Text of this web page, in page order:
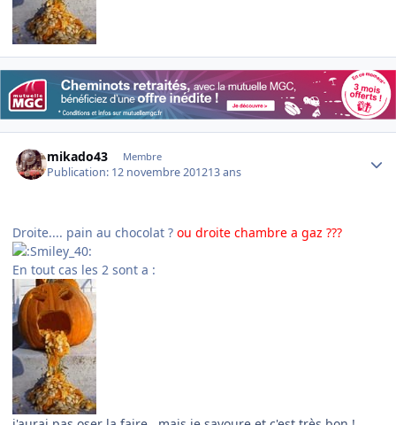
mikado43 Membre
Publication: 12 novembre 201213 ans
Droite.... pain au chocolat ? ou droite chambre a gaz ???
En tout cas les 2 sont a :